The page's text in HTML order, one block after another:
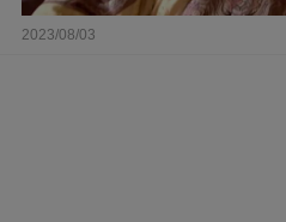
2023/08/03